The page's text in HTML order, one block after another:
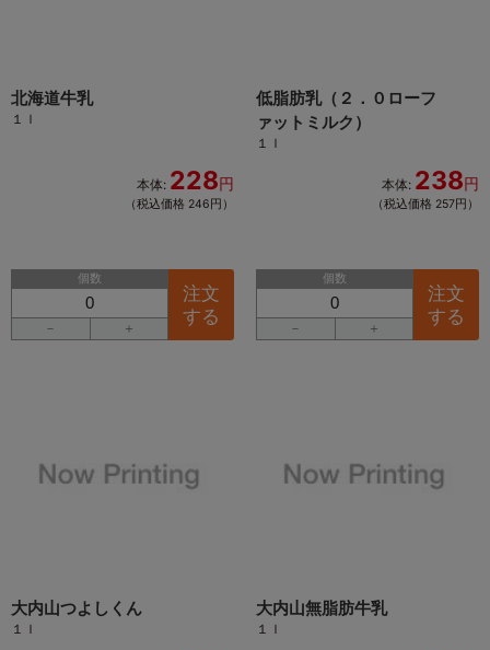
北海道牛乳
１ｌ
本体: 228円
（税込価格 246円）
個数
－ ＋
注文
する
低脂肪乳（２．０ローフ
ァットミルク）
１ｌ
本体: 238円
（税込価格 257円）
個数
－ ＋
注文
する
大内山つよしくん
１ｌ
大内山無脂肪牛乳
１ｌ